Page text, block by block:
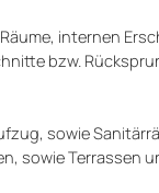
internen
bzw.
sowie
sowie Terrassen